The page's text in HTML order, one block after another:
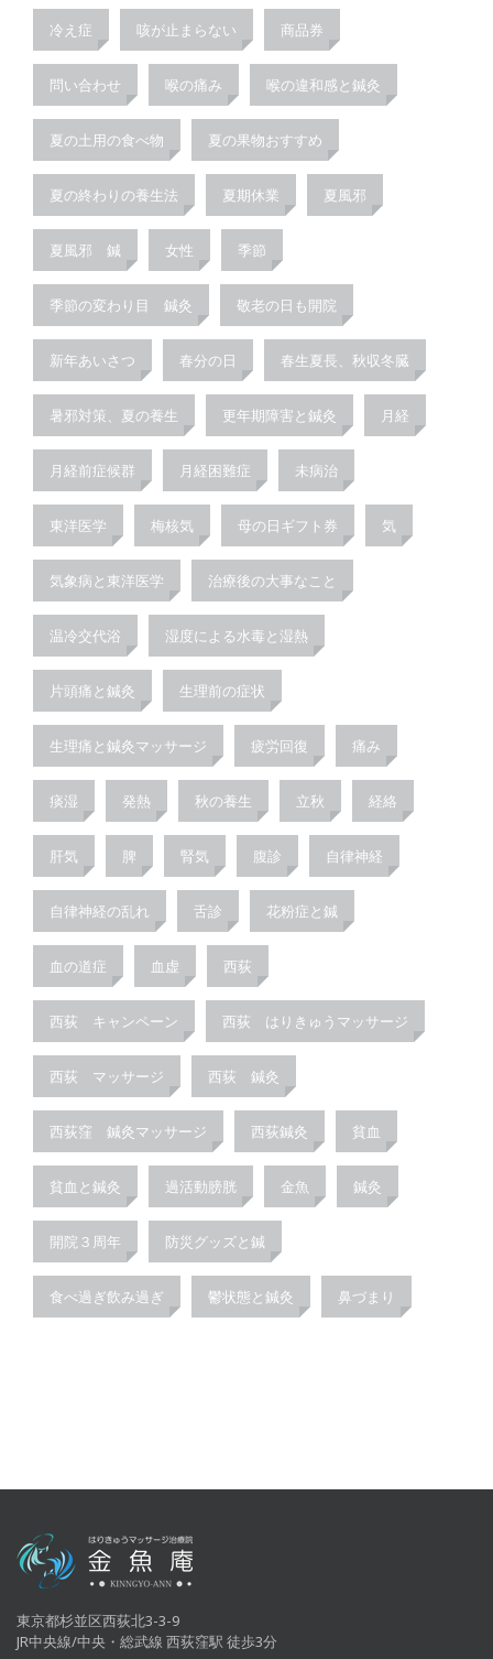
冷え症 咳が止まらない 商品券
問い合わせ 喉の痛み 喉の違和感と鍼灸
夏の土用の食べ物 夏の果物おすすめ
夏の終わりの養生法 夏期休業 夏風邪
夏風邪 鍼 女性 季節
季節の変わり目 鍼灸 敬老の日も開院
新年あいさつ 春分の日 春生夏長、秋収冬臓
暑邪対策、夏の養生 更年期障害と鍼灸 月経
月経前症候群 月経困難症 未病治
東洋医学 梅核気 母の日ギフト券 気
気象病と東洋医学 治療後の大事なこと
温冷交代浴 湿度による水毒と湿熱
片頭痛と鍼灸 生理前の症状
生理痛と鍼灸マッサージ 疲労回復 痛み
痰湿 発熱 秋の養生 立秋 経絡
肝気 脾 腎気 腹診 自律神経
自律神経の乱れ 舌診 花粉症と鍼
血の道症 血虚 西荻
西荻 キャンペーン 西荻 はりきゅうマッサージ
西荻 マッサージ 西荻 鍼灸
西荻窪 鍼灸マッサージ 西荻鍼灸 貧血
貧血と鍼灸 過活動膀胱 金魚 鍼灸
開院３周年 防災グッズと鍼
食べ過ぎ飲み過ぎ 鬱状態と鍼灸 鼻づまり
東京都杉並区西荻北3-3-9
JR中央線/中央・総武線 西荻窪駅 徒歩3分